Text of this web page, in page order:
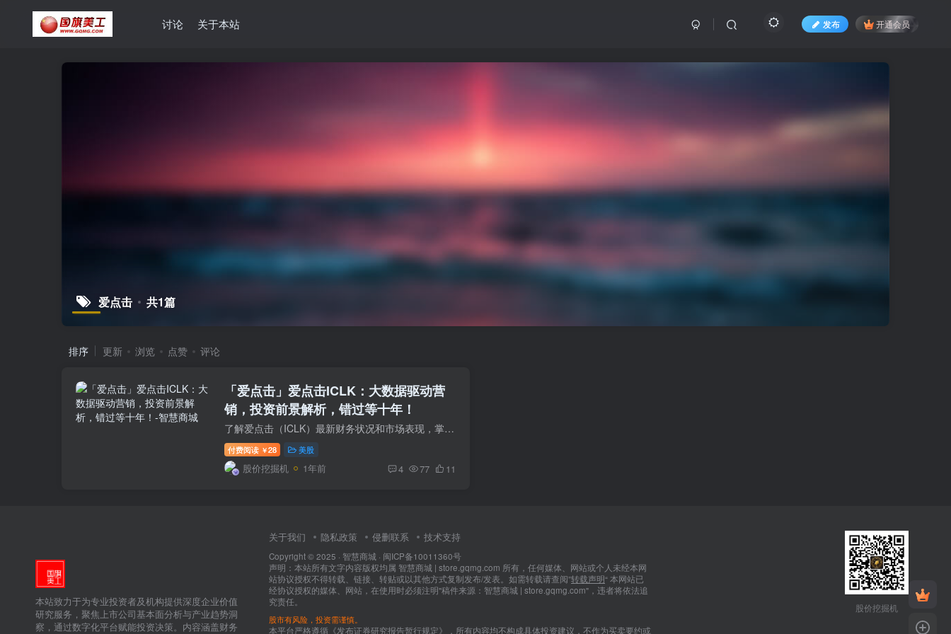
讨论 关于本站 发布 开通会员
爱点击 共1篇
排序 更新 浏览 点赞 评论
「爱点击」爱点击ICLK：大数据驱动营
销，投资前景解析，错过等十年！
了解爱点击（ICLK）最新财务状况和市场表现，掌握2024年投资机会，立即点击获取详细报告！
付费阅读 ￥28 美股
股价挖掘机 1年前 4 77 11
本站致力于为专业投资者及机构提供深度企业价值
研究服务，聚焦上市公司基本面分析与产业趋势洞
察，通过数字化平台赋能投资决策。内容涵盖财务
关于我们 隐私政策 侵删联系 技术支持
Copyright © 2025 · 智慧商城 · 闽ICP备10011360号
声明：本站所有文字内容版权均属 智慧商城 | store.gqmg.com 所有，任何媒体、网站或个人未经本网
站协议授权不得转载、链接、转贴或以其他方式复制发布/发表。如需转载请查阅”转载声明“ 本网站已
经协议授权的媒体、网站，在使用时必须注明"稿件来源：智慧商城 | store.gqmg.com"，违者将依法追
究责任。
股市有风险，投资需谨慎。
本平台严格遵循《发布证券研究报告暂行规定》，所有内容均不构成具体投资建议，不作为买卖要约或
股价挖掘机